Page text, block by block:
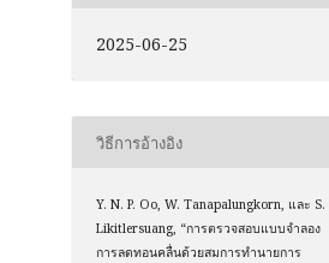
2025-06-25
วิธีการอ้างอิง
Y. N. P. Oo, W. Tanapalungkorn, และ S.
Likitlersuang, “การตรวจสอบแบบจำลอง
การลดทอนคลื่นด้วยสมการทำนายการ